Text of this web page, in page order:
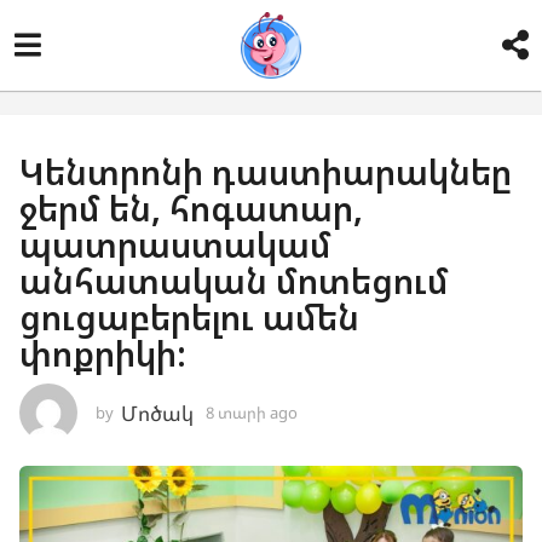
Կենտրոնի դաստիարակնեը
ջերմ են, հոգատար,
պատրաստակամ
անհատական մոտեցում
ցուցաբերելու ամեն
փոքրիկի:
by Մոծակ 8 տարի ago
ր
ի
a